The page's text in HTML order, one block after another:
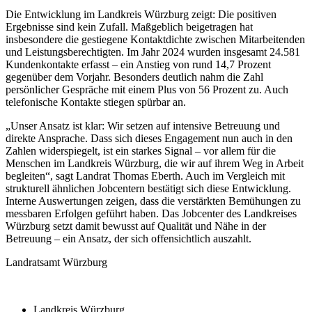
Die Entwicklung im Landkreis Würzburg zeigt: Die positiven
Ergebnisse sind kein Zufall. Maßgeblich beigetragen hat
insbesondere die gestiegene Kontaktdichte zwischen Mitarbeitenden
und Leistungsberechtigten. Im Jahr 2024 wurden insgesamt 24.581
Kundenkontakte erfasst – ein Anstieg von rund 14,7 Prozent
gegenüber dem Vorjahr. Besonders deutlich nahm die Zahl
persönlicher Gespräche mit einem Plus von 56 Prozent zu. Auch
telefonische Kontakte stiegen spürbar an.
„Unser Ansatz ist klar: Wir setzen auf intensive Betreuung und
direkte Ansprache. Dass sich dieses Engagement nun auch in den
Zahlen widerspiegelt, ist ein starkes Signal – vor allem für die
Menschen im Landkreis Würzburg, die wir auf ihrem Weg in Arbeit
begleiten“, sagt Landrat Thomas Eberth. Auch im Vergleich mit
strukturell ähnlichen Jobcentern bestätigt sich diese Entwicklung.
Interne Auswertungen zeigen, dass die verstärkten Bemühungen zu
messbaren Erfolgen geführt haben. Das Jobcenter des Landkreises
Würzburg setzt damit bewusst auf Qualität und Nähe in der
Betreuung – ein Ansatz, der sich offensichtlich auszahlt.
Landratsamt Würzburg
Landkreis Würzburg